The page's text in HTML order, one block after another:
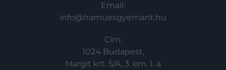
Email:
info@hamuesgyemant.hu
Cím:
1024 Budapest,
Margit krt. 5/A, 3. em. 1. a